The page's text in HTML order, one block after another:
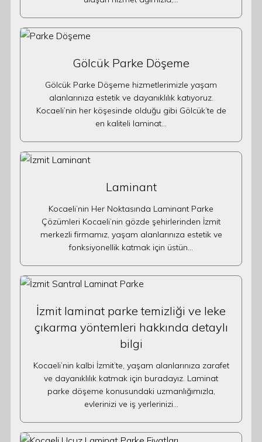
Gölcük Parke Döşeme
Gölcük Parke Döşeme hizmetlerimizle yaşam
alanlarınıza estetik ve dayanıklılık katıyoruz.
Kocaeli’nin her köşesinde olduğu gibi Gölcük’te de
en kaliteli laminat…
Laminant
Kocaeli’nin Her Noktasında Laminant Parke
Çözümleri Kocaeli’nin gözde şehirlerinden İzmit
merkezli firmamız, yaşam alanlarınıza estetik ve
fonksiyonellik katmak için üstün…
İzmit laminat parke temizliği ve leke
çıkarma yöntemleri hakkında detaylı
bilgi
Kocaeli’nin kalbi İzmit’te, yaşam alanlarınıza zarafet
ve dayanıklılık katmak için buradayız. Laminat
parke döşeme konusundaki uzmanlığımızla,
evlerinizi ve iş yerlerinizi…